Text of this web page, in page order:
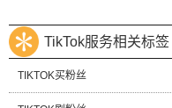
TikTok服务相关标签
TIKTOK买粉丝